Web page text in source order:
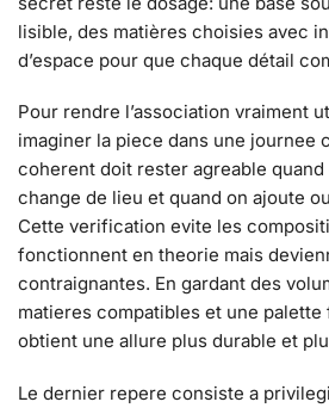
lisible, des matières choisies avec
d’espace pour que chaque détail
Pour rendre l’association vraiment
imaginer la piece dans une journee
coherent doit rester agreable quand
change de lieu et quand on ajoute
Cette verification evite les
fonctionnent en theorie mais
contraignantes. En gardant des
matieres compatibles et une
obtient une allure plus durable et
Le dernier repere consiste a